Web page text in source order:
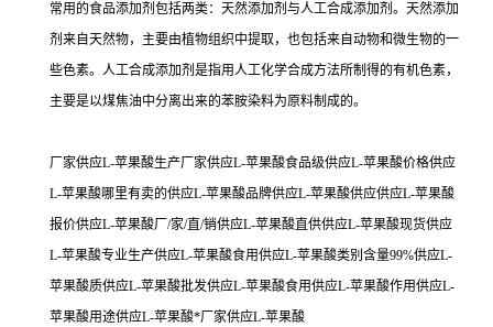
常用的食品添加剂包括两类：天然添加剂与人工合成添加剂。天然添加
剂来自天然物，主要由植物组织中提取，也包括来自动物和微生物的一
些色素。人工合成添加剂是指用人工化学合成方法所制得的有机色素，
主要是以煤焦油中分离出来的苯胺染料为原料制成的。
厂家供应L-苹果酸生产厂家供应L-苹果酸食品级供应L-苹果酸价格供应
L-苹果酸哪里有卖的供应L-苹果酸品牌供应L-苹果酸供应供应L-苹果酸
报价供应L-苹果酸厂/家/直/销供应L-苹果酸直供供应L-苹果酸现货供应
L-苹果酸专业生产供应L-苹果酸食用供应L-苹果酸类别含量99%供应L-
苹果酸质供应L-苹果酸批发供应L-苹果酸食用供应L-苹果酸作用供应L-
苹果酸用途供应L-苹果酸*厂家供应L-苹果酸